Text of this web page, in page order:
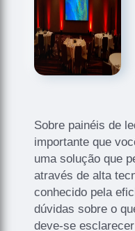
Sobre painéis de
importante que
uma solução que
através de alta
conhecido pela
dúvidas sobre o
deve-se